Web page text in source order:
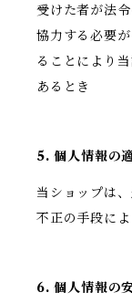
受けた者が法
協力する必要
ることにより
あるとき
5. 個人情報の
当ショップは
不正の手段によ
6. 個人情報の